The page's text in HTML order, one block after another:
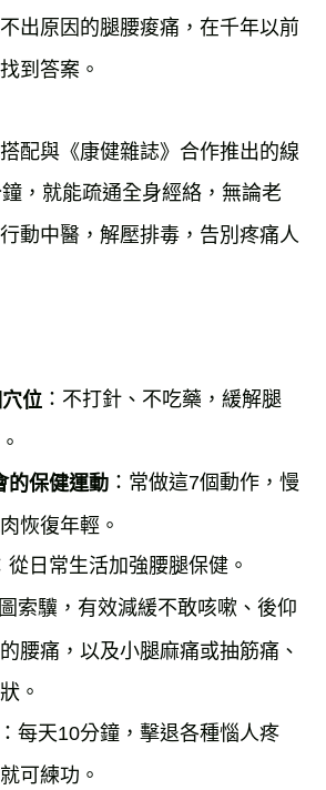
出原因的腿腰痠痛，在千年以前
到答案。
配與《康健雜誌》合作推出的線
，就能疏通全身經絡，無論老
動中醫，解壓排毒，告別疼痛人
位 ：不打針、不吃藥，緩解腿
的保健運動 ：常做這7個動作，慢
恢復年輕。
從日常生活加強腰腿保健。
圖索驥，有效減緩不敢咳嗽、後仰
腰痛，以及小腿麻痛或抽筋痛、
。
：每天10分鐘，擊退各種惱人疼
可練功。